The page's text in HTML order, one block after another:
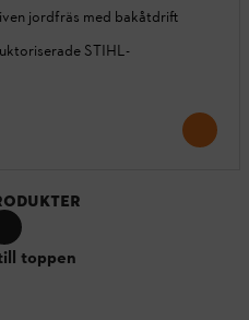
jordfräs med bakåtdrift
STIHL-
toppen